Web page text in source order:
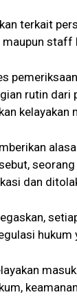
terkait
staff
rutin
kelayakan
dan
hukum